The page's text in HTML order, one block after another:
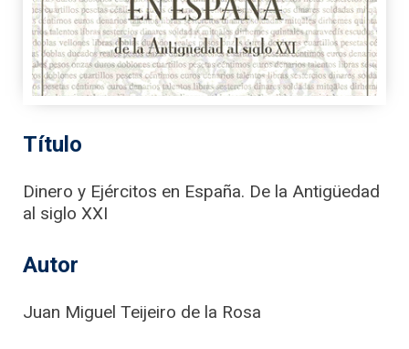
Título
Dinero y Ejércitos en España. De la Antigüedad
al siglo XXI
Autor
Juan Miguel Teijeiro de la Rosa